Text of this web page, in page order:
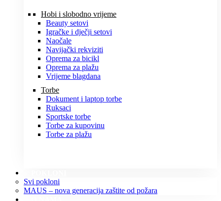
Hobi i slobodno vrijeme
Beauty setovi
Igračke i dječji setovi
Naočale
Navijački rekviziti
Oprema za bicikl
Oprema za plažu
Vrijeme blagdana
Torbe
Dokument i laptop torbe
Ruksaci
Sportske torbe
Torbe za kupovinu
Torbe za plažu
Svi pokloni
MAUS – nova generacija zaštite od požara